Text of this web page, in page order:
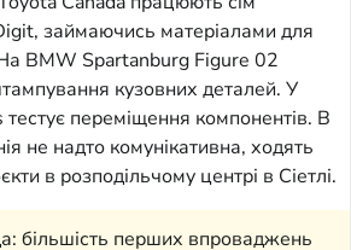
займаючись матеріалами для
BMW Spartanburg Figure 02
кузовних деталей. У
переміщення компонентів. В
не надто комунікативна, ходять
в розподільчому центрі в Сіетлі.
більшість перших впроваджень